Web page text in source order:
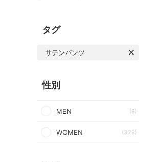
タグ
サテンパンツ
性別
MEN (8)
WOMEN (329)